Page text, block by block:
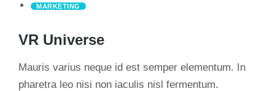
MARKETING
VR Universe
Mauris varius neque id est semper elementum. In
pharetra leo nisi non iaculis nisl fermentum.